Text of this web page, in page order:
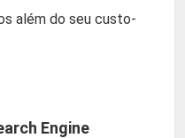
além do seu custo-
Engine